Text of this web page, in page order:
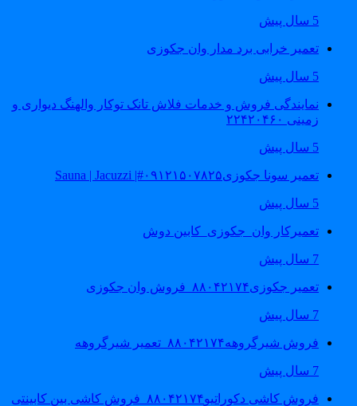
تعمیر خرابی برد مدار وان جکوزی
نمایندگی فروش و خدمات فلاش تانک توکار والهنگ دیواری و
زمینی ۲۲۴۲۰۴۶۰
تعمیر سونا جکوزی۰۹۱۲۱۵۰۷۸۲۵#| Sauna | Jacuzzi
تعمیرکار وان_جکوزی_کابین دوش
تعمیر جکوزی۸۸۰۴۲۱۷۴_فروش وان جکوزی
فروش شیرگروهه۸۸۰۴۲۱۷۴_تعمیر شیرگروهه
فروش کاشی دکوراتیو۸۸۰۴۲۱۷۴_فروش کاشی بین کابینتی